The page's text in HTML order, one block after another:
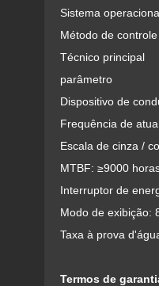
Sistema
Método de
Técnico principal
parâmetro
Dispositivo de
Frequência de
Escala de cinza /
MTBF: ≥9000
Interruptor de
Modo de exibição:
Taxa à prova
Termos de